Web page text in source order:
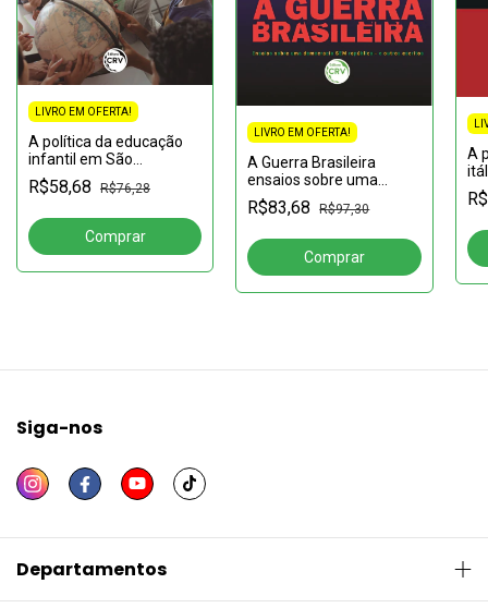
LIVRO EM OFERTA!
A política da educação
infantil em São
Gonçalo/RJ nos
contextos dos planos
R$58,68 R$76,28
LIVRO EM OFERTA!
A Guerra Brasileira
ensaios sobre uma
democracia sem
república e outros
R$83,68 R$97,30
A
a
Siga-nos
Departamentos